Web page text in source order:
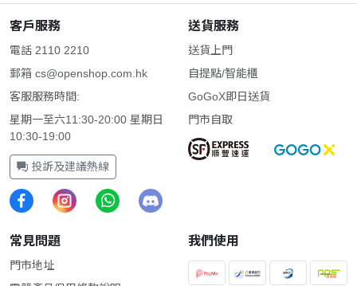
客戶服務
電話 2110 2210
郵箱 cs@openshop.com.hk
客服服務時間:
星期一至六11:30-20:00 星期日
10:30-19:00
投訴及建議熱線
送貨服務
送貨上門
自提點/智能櫃
GoGoX即日送貨
門市自取
常見問題
門市地址
我們使用